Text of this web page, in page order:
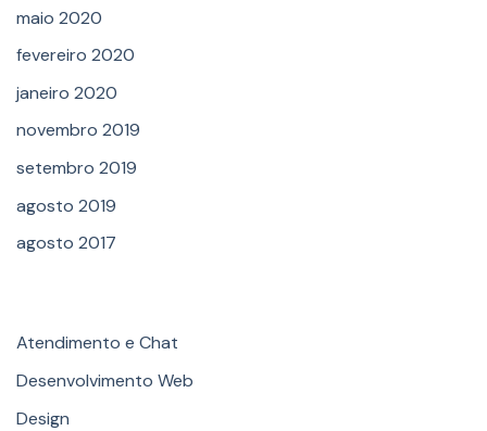
maio 2020
fevereiro 2020
janeiro 2020
novembro 2019
setembro 2019
agosto 2019
agosto 2017
Atendimento e Chat
Desenvolvimento Web
Design